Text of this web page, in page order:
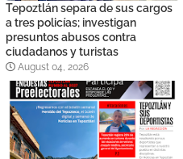
Tepoztlán separa de sus cargos
a tres policías; investigan
presuntos abusos contra
ciudadanos y turistas
August 04, 2026